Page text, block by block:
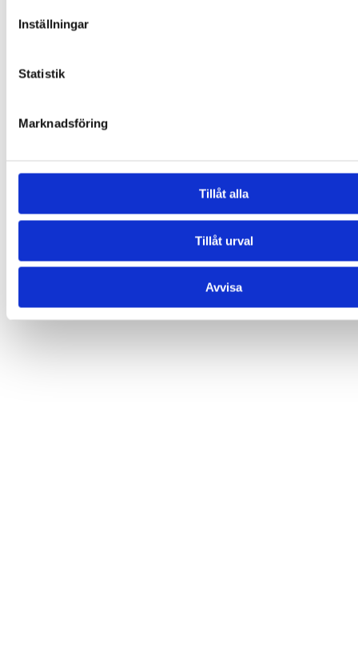
Inställningar
Statistik
Marknadsföring
Tillåt alla
Tillåt urval
Avvisa